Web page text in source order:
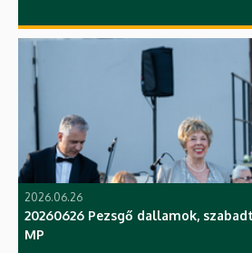
2026.06.26
20260626 Pezsgő dallamok,
MP